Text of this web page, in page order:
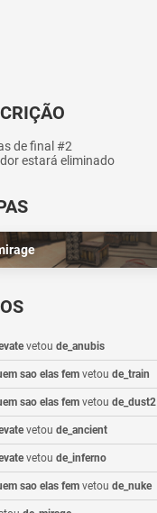
de final #2
estará eliminado
vetou de_anubis
sao elas fem vetou de_train
sao elas fem vetou de_dust2
vetou de_ancient
vetou de_inferno
sao elas fem vetou de_nuke